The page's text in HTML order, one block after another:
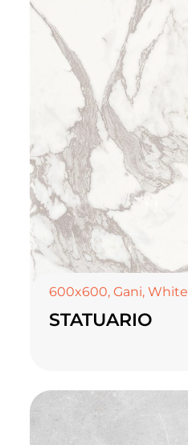
600x600, Gani, White
STATUARIO